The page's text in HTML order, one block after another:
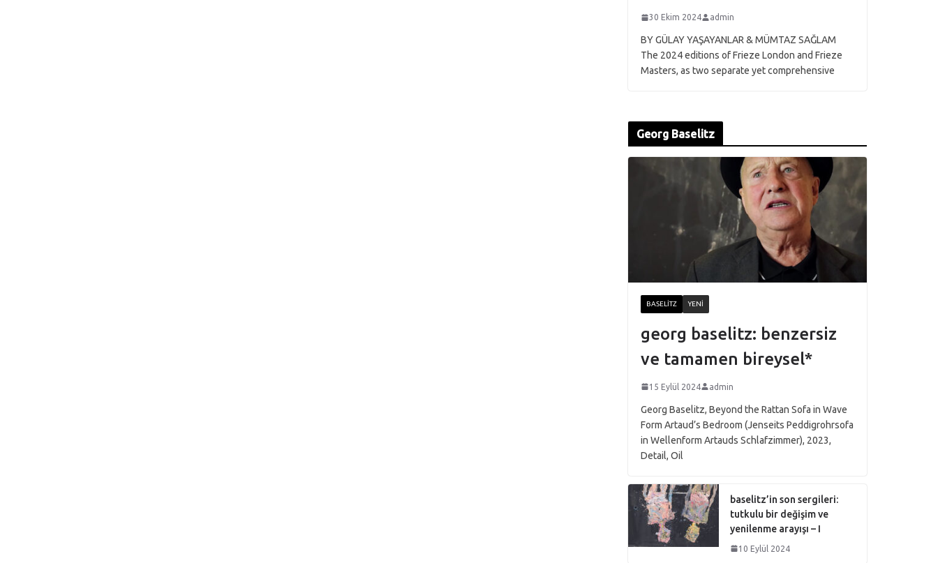
30 Ekim 2024 admin
BY GÜLAY YAŞAYANLAR & MÜMTAZ SAĞLAM
The 2024 editions of Frieze London and Frieze
Masters, as two separate yet comprehensive
Georg Baselitz
BASELITZ YENI
georg baselitz: benzersiz
ve tamamen bireysel*
15 Eylül 2024 admin
Georg Baselitz, Beyond the Rattan Sofa in Wave
Form Artaud’s Bedroom (Jenseits Peddigrohrsofa
in Wellenform Artauds Schlafzimmer), 2023,
Detail, Oil
baselitz’in son sergileri:
tutkulu bir değişim ve
yenilenme arayışı – I
10 Eylül 2024